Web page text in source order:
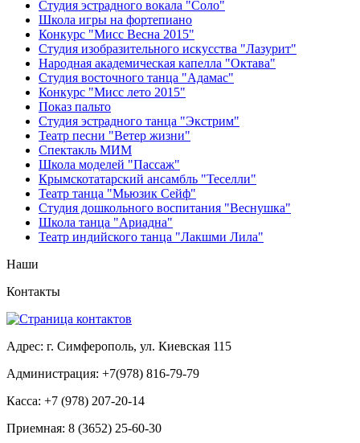
Студия эстрадного вокала "Соло"
Школа игры на фортепиано
Конкурс "Мисс Весна 2015"
Студия изобразительного искусства "Лазурит"
Народная академическая капелла "Октава"
Студия восточного танца "Адамас"
Конкурс "Мисс лето 2015"
Показ пальто
Студия эстрадного танца "Экстрим"
Театр песни "Ветер жизни"
Спектакль МИМ
Школа моделей "Пассаж"
Крымскотатарский ансамбль "Теселли"
Театр танца "Мьюзик Сейф"
Студия дошкольного воспитания "Веснушка"
Школа танца "Ариадна"
Театр индийского танца "Лакшми Лила"
Наши
Контакты
Адрес: г. Симферополь, ул. Киевская 115
Администрация: +7(978) 816-79-79
Касса: +7 (978) 207-20-14
Приемная: 8 (3652) 25-60-30